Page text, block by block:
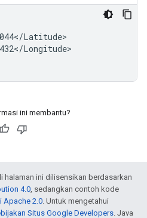
ini membantu?
halaman ini dilisensikan berdasarkan
4.0, sedangkan contoh kode
Apache 2.0. Untuk mengetahui
Situs Google Developers. Java